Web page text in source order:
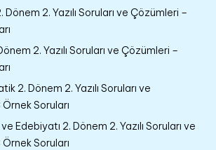
Dönem 2. Yazılı Soruları ve Çözümleri –
Dönem 2. Yazılı Soruları ve Çözümleri –
2. Dönem 2. Yazılı Soruları ve
Soruları
ve Edebiyatı 2. Dönem 2. Yazılı Soruları ve
Soruları